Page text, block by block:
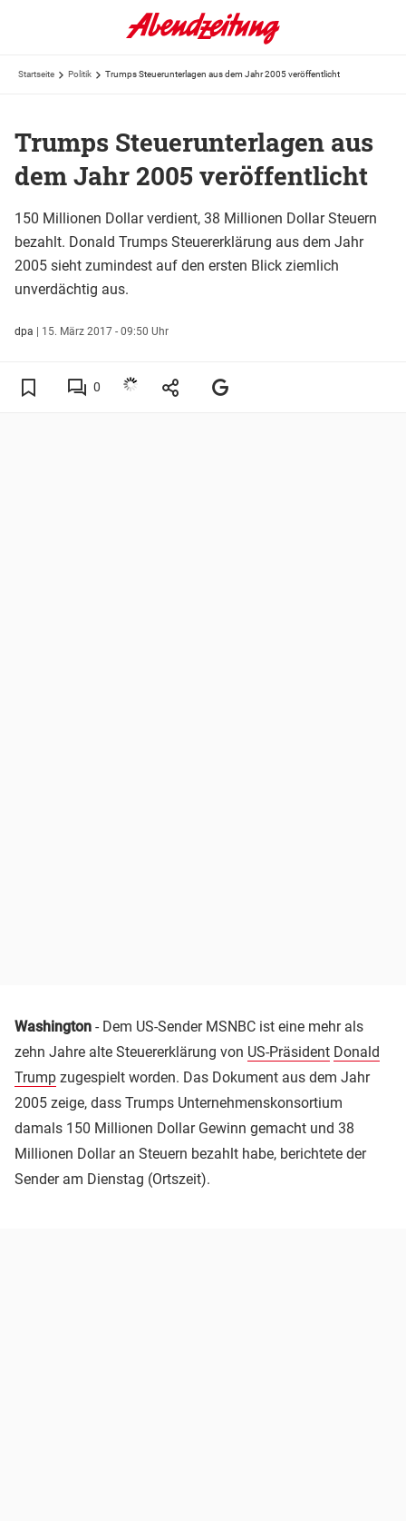
Startseite Politik Trumps Steuerunterlagen aus dem Jahr 2005 veröffentlicht
Trumps Steuerunterlagen aus
dem Jahr 2005 veröffentlicht
150 Millionen Dollar verdient, 38 Millionen Dollar Steuern
bezahlt. Donald Trumps Steuererklärung aus dem Jahr
2005 sieht zumindest auf den ersten Blick ziemlich
unverdächtig aus.
dpa | 15. März 2017 - 09:50 Uhr
0
Washington - Dem US-Sender MSNBC ist eine mehr als
zehn Jahre alte Steuererklärung von US-Präsident Donald
Trump zugespielt worden. Das Dokument aus dem Jahr
2005 zeige, dass Trumps Unternehmenskonsortium
damals 150 Millionen Dollar Gewinn gemacht und 38
Millionen Dollar an Steuern bezahlt habe, berichtete der
Sender am Dienstag (Ortszeit).